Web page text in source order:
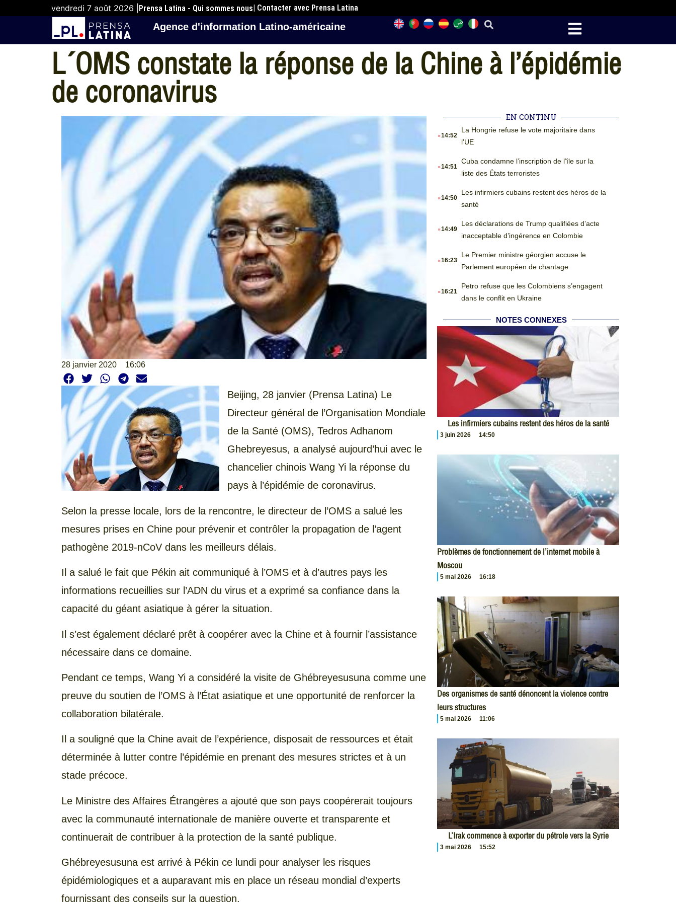
vendredi 7 août 2026 | Prensa Latina - Qui sommes nous| Contacter avec Prensa Latina
Agence d'information Latino-américaine
L´OMS constate la réponse de la Chine à l’épidémie
de coronavirus
28 janvier 2020 16:06
Beijing, 28 janvier (Prensa Latina) Le
Directeur général de l’Organisation Mondiale
de la Santé (OMS), Tedros Adhanom
Ghebreyesus, a analysé aujourd’hui avec le
chancelier chinois Wang Yi la réponse du
pays à l’épidémie de coronavirus.
Selon la presse locale, lors de la rencontre, le directeur de l’OMS a salué les
mesures prises en Chine pour prévenir et contrôler la propagation de l’agent
pathogène 2019-nCoV dans les meilleurs délais.
Il a salué le fait que Pékin ait communiqué à l’OMS et à d’autres pays les
informations recueillies sur l’ADN du virus et a exprimé sa confiance dans la
capacité du géant asiatique à gérer la situation.
Il s’est également déclaré prêt à coopérer avec la Chine et à fournir l’assistance
nécessaire dans ce domaine.
Pendant ce temps, Wang Yi a considéré la visite de Ghébreyesusuna comme une
preuve du soutien de l’OMS à l’État asiatique et une opportunité de renforcer la
collaboration bilatérale.
Il a souligné que la Chine avait de l’expérience, disposait de ressources et était
déterminée à lutter contre l’épidémie en prenant des mesures strictes et à un
stade précoce.
Le Ministre des Affaires Étrangères a ajouté que son pays coopérerait toujours
avec la communauté internationale de manière ouverte et transparente et
continuerait de contribuer à la protection de la santé publique.
Ghébreyesusuna est arrivé à Pékin ce lundi pour analyser les risques
épidémiologiques et a auparavant mis en place un réseau mondial d’experts
fournissant des conseils sur la question.
EN CONTINU
.14:52
La Hongrie refuse le vote majoritaire dans
l’UE
.14:51
Cuba condamne l’inscription de l’île sur la
liste des États terroristes
.14:50
Les infirmiers cubains restent des héros de la
santé
.14:49
Les déclarations de Trump qualifiées d’acte
inacceptable d’ingérence en Colombie
.16:23
Le Premier ministre géorgien accuse le
Parlement européen de chantage
.16:21
Petro refuse que les Colombiens s’engagent
dans le conflit en Ukraine
NOTES CONNEXES
Les infirmiers cubains restent des héros de la santé
3 juin 2026 14:50
Problèmes de fonctionnement de l’internet mobile à
Moscou
5 mai 2026 16:18
Des organismes de santé dénoncent la violence contre
leurs structures
5 mai 2026 11:06
L’Irak commence à exporter du pétrole vers la Syrie
3 mai 2026 15:52